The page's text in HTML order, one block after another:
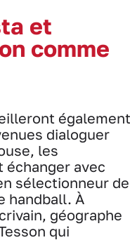
et
comme
également
dialoguer
les
avec
sélectionneur de
handball. À
géographe
qui